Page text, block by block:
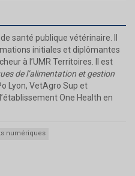
santé publique vétérinaire. Il
initiales et diplômantes
à l’UMR Territoires. Il est
de l’alimentation et gestion
Lyon, VetAgro Sup et
One Health en
numériques